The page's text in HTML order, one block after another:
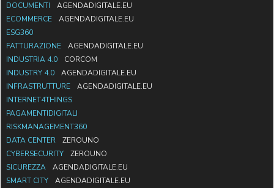
DOCUMENTI
AGENDADIGITALE.EU
ECOMMERCE
AGENDADIGITALE.EU
ESG360
FATTURAZIONE
AGENDADIGITALE.EU
INDUSTRIA 4.0
CORCOM
INDUSTRY 4.0
AGENDADIGITALE.EU
INFRASTRUTTURE
AGENDADIGITALE.EU
INTERNET4THINGS
PAGAMENTIDIGITALI
RISKMANAGEMENT360
DATA CENTER
ZEROUNO
CYBERSECURITY
ZEROUNO
SICUREZZA
AGENDADIGITALE.EU
SMART CITY
AGENDADIGITALE.EU